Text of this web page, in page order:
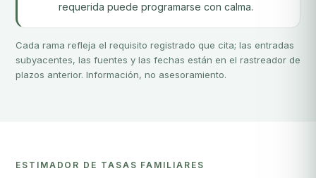
requerida puede programarse con calma.
Cada rama refleja el requisito registrado que cita; las entradas
subyacentes, las fuentes y las fechas están en el rastreador de
plazos anterior. Información, no asesoramiento.
ESTIMADOR DE TASAS FAMILIARES